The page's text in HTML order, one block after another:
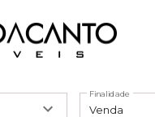
Finalidade
Venda